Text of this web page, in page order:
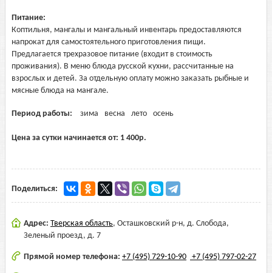
Питание:
Коптильня, мангалы и мангальный инвентарь предоставляются
напрокат для самостоятельного приготовления пищи.
Предлагается трехразовое питание (входит в стоимость
проживания). В меню блюда русской кухни, рассчитанные на
взрослых и детей. За отдельную оплату можно заказать рыбные и
мясные блюда на мангале.
Период работы: зима весна лето осень
Цена за сутки начинается от: 1 400р.
Поделиться:
Адрес: Тверская область, Осташковский р-н, д. Слобода,
Зеленый проезд, д. 7
Прямой номер телефона: +7 (495) 729-10-90 +7 (495) 797-02-27